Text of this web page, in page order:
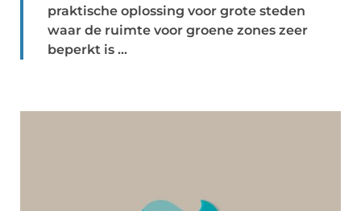
praktische oplossing voor grote steden
waar de ruimte voor groene zones zeer
beperkt is ...